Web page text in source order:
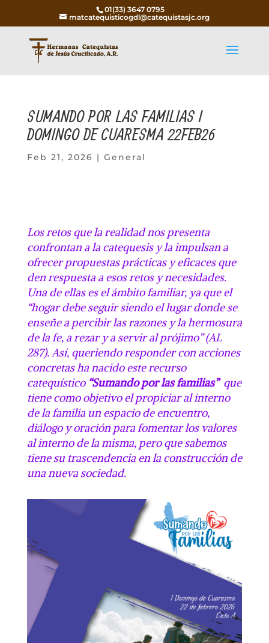
01(33) 3647 0795
matcatequisticogdl@catequistasjc.org
SUMANDO POR LAS FAMILIAS I
DOMINGO DE CUARESMA 22FEB26
Feb 21, 2026 | General
Los retos que la realidad nos presenta
confrontan a la catequesis y la impulsan a
ofrecer propuestas prácticas y eficaces que
den respuesta a esos retos y necesidades.
Una de ellas es el ámbito familiar, ya que el
“hogar debe seguir siendo el lugar donde se
enseñe a percibir las razones y la hermosura
de la fe, a rezar y a servir al prójimo” (AL
287). Así, queriendo responder con acciones
concretas ha nacido este recurso
catequístico “Sumando por las familias” que
tiene como objetivo elpropiciar al interno
de la familia un espacio de encuentro,
diálogo y oración para fomentar los valores
al interno de la misma, pero que sabemos
tiene su trascendencia en la construcción de
una nueva sociedad.